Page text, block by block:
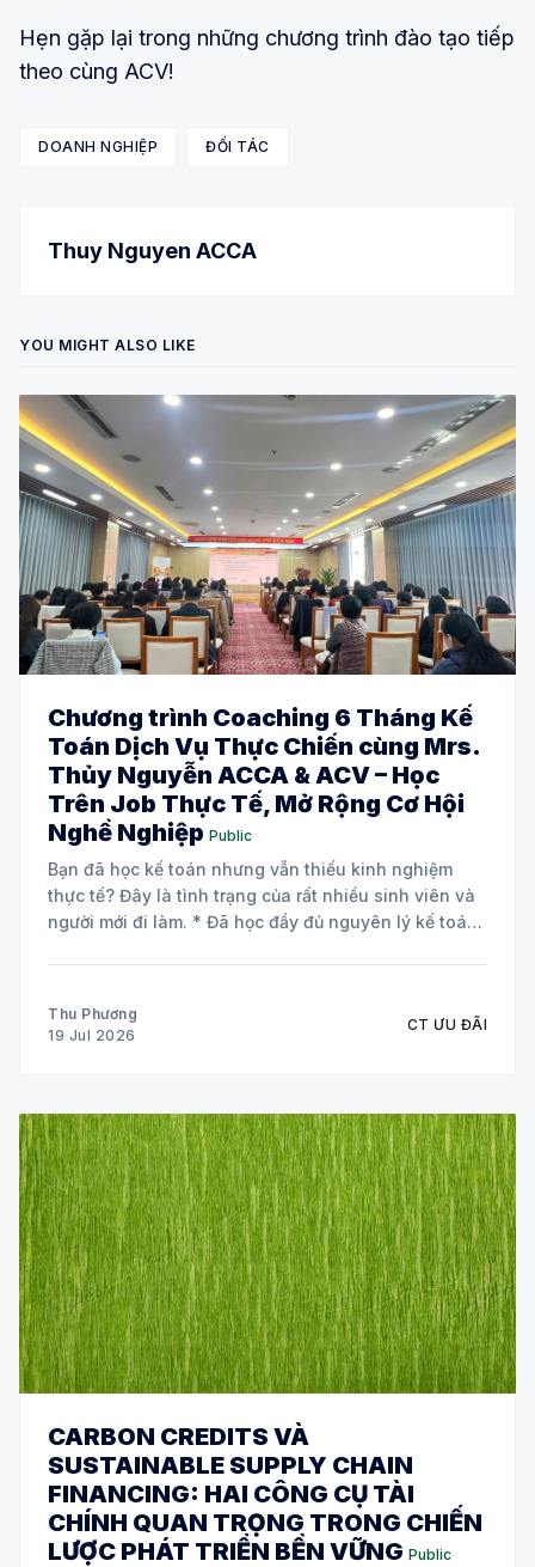
Hẹn gặp lại trong những chương trình đào tạo tiếp
theo cùng ACV!
DOANH NGHIỆP ĐỐI TÁC
Thuy Nguyen ACCA
YOU MIGHT ALSO LIKE
Chương trình Coaching 6 Tháng Kế
Toán Dịch Vụ Thực Chiến cùng Mrs.
Thủy Nguyễn ACCA & ACV – Học
Trên Job Thực Tế, Mở Rộng Cơ Hội
Nghề Nghiệp Public
Bạn đã học kế toán nhưng vẫn thiếu kinh nghiệm
thực tế? Đây là tình trạng của rất nhiều sinh viên và
người mới đi làm. * Đã học đầy đủ nguyên lý kế toán
Thu Phương
19 Jul 2026
CT ƯU ĐÃI
CARBON CREDITS VÀ
SUSTAINABLE SUPPLY CHAIN
FINANCING: HAI CÔNG CỤ TÀI
CHÍNH QUAN TRỌNG TRONG CHIẾN
LƯỢC PHÁT TRIỂN BỀN VỮNG Public